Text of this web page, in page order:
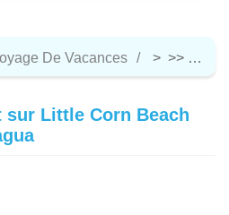
De Vacances > >>
sur Little Corn Beach